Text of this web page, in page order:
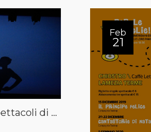
Natale al Chiostro, spettacoli di teatro per tutti a Lamezia
Feb
21